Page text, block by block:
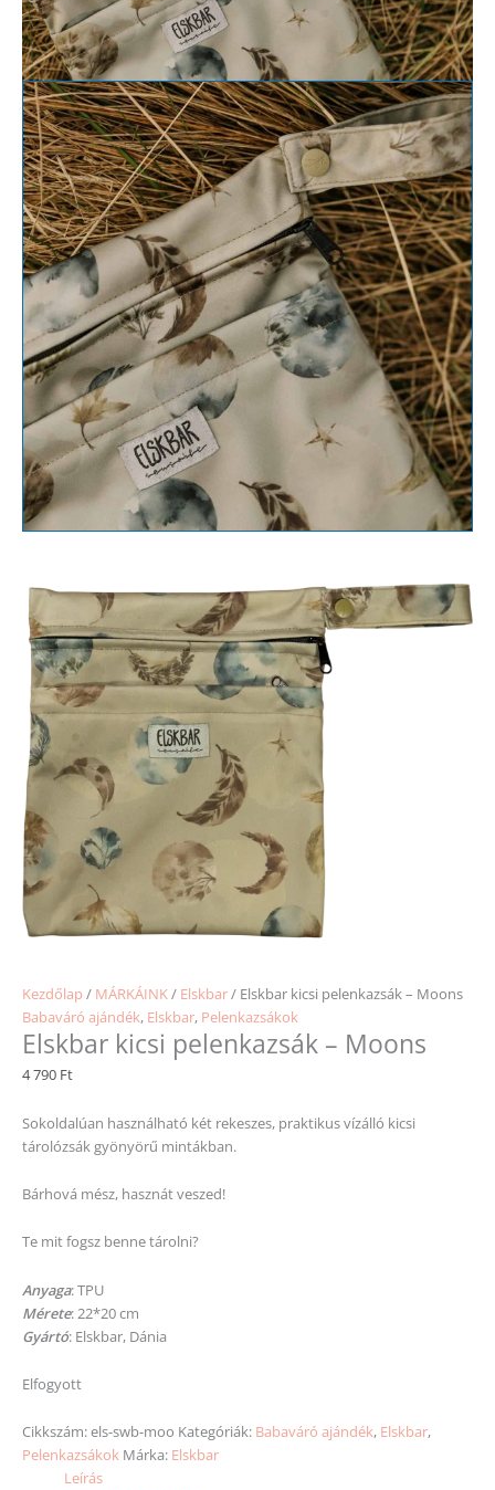
Kezdőlap / MÁRKÁINK/ Elskbar/ Elskbar kicsi pelenkazsák – Moons
Babaváró ajándék, Elskbar, Pelenkazsákok
Elskbar kicsi pelenkazsák – Moons
4 790 Ft
Sokoldalúan használható két rekeszes, praktikus vízálló kicsi
tárolózsák gyönyörű mintákban.
Bárhová mész, hasznát veszed!
Te mit fogsz benne tárolni?
Anyaga: TPU
Mérete: 22*20 cm
Gyártó: Elskbar, Dánia
Elfogyott
Cikkszám:els-swb-moo Kategóriák: Babaváró ajándék, Elskbar,
Pelenkazsákok Márka: Elskbar
Leírás